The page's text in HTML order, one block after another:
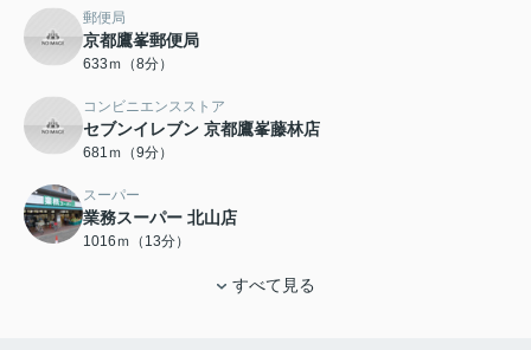
郵便局
京都鷹峯郵便局
633ｍ（8分）
コンビニエンスストア
セブンイレブン 京都鷹峯藤林店
681ｍ（9分）
スーパー
業務スーパー 北山店
1016ｍ（13分）
すべて見る